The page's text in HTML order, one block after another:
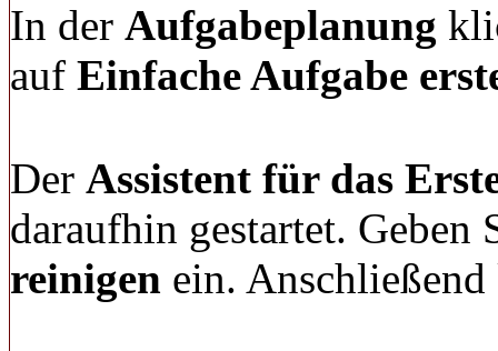
In der Aufgabeplanung
auf Einfache Aufgabe
Der Assistent für das
daraufhin gestartet.
reinigen ein.